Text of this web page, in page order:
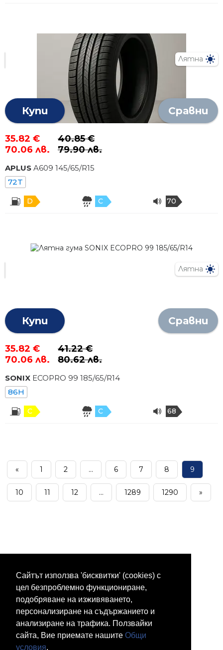
Сайтът използва 'бисквитки' (cookies) с
цел безпроблемно функциониране,
подобряване на изживяването,
персонализиране на съдържанието и
анализиране на трафика. Ползвайки
сайта, Вие приемате нашите Общи
условия.
Лятна
Купи Сравни
35.82 €
70.06 лв.
40.85 €
79.90 лв.
APLUS A609 145/65/R15
72T
D C 70
Лятна
Купи Сравни
35.82 €
70.06 лв.
41.22 €
80.62 лв.
SONIX ECOPRO 99 185/65/R14
86H
C C 68
« 1 2 ... 6 7 8 9
10 11 12 ... 1289 1290 »